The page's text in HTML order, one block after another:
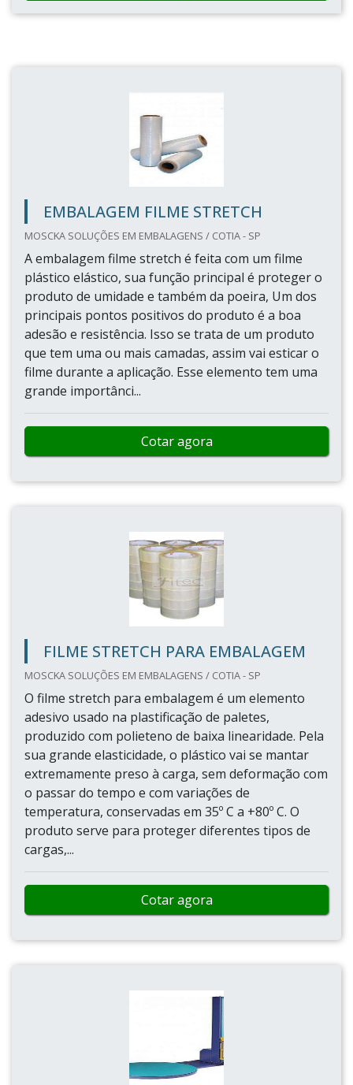
EMBALAGEM FILME STRETCH
MOSCKA SOLUÇÕES EM EMBALAGENS / COTIA - SP
A embalagem filme stretch é feita com um filme
plástico elástico, sua função principal é proteger o
produto de umidade e também da poeira, Um dos
principais pontos positivos do produto é a boa
adesão e resistência. Isso se trata de um produto
que tem uma ou mais camadas, assim vai esticar o
filme durante a aplicação. Esse elemento tem uma
grande importânci...
Cotar agora
FILME STRETCH PARA EMBALAGEM
MOSCKA SOLUÇÕES EM EMBALAGENS / COTIA - SP
O filme stretch para embalagem é um elemento
adesivo usado na plastificação de paletes,
produzido com polieteno de baixa linearidade. Pela
sua grande elasticidade, o plástico vai se mantar
extremamente preso à carga, sem deformação com
o passar do tempo e com variações de
temperatura, conservadas em 35º C a +80º C. O
produto serve para proteger diferentes tipos de
cargas,...
Cotar agora